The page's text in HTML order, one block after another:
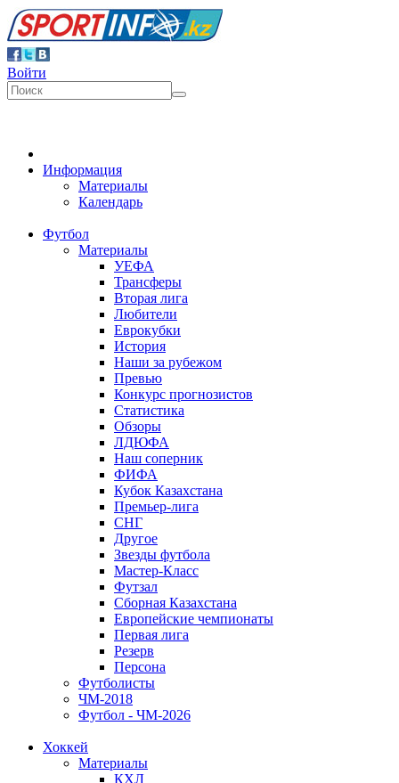
Войти
Информация
Материалы
Календарь
Футбол
Материалы
УЕФА
Трансферы
Вторая лига
Любители
Еврокубки
История
Наши за рубежом
Превью
Конкурс прогнозистов
Статистика
Обзоры
ЛДЮФА
Наш соперник
ФИФА
Кубок Казахстана
Премьер-лига
СНГ
Другое
Звезды футбола
Мастер-Класс
Футзал
Сборная Казахстана
Европейские чемпионаты
Первая лига
Резерв
Персона
Футболисты
ЧМ-2018
Футбол - ЧМ-2026
Хоккей
Материалы
КХЛ